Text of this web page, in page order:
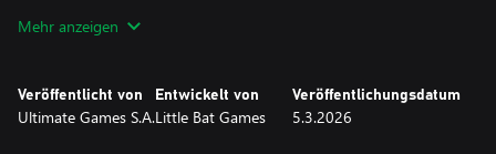
Schlüpfen Sie in die Rolle von Sam, einem reformierten
Blutvergießens tut sich Sam in einem stimmungsvollen deutschen
Nachtclub mit einem 3000 Jahre alten blutsaugenden Mentor
Mehr anzeigen
Veröffentlicht von
Ultimate Games S.A.
Entwickelt von
Little Bat Games
Veröffentlichungsdatum
5.3.2026